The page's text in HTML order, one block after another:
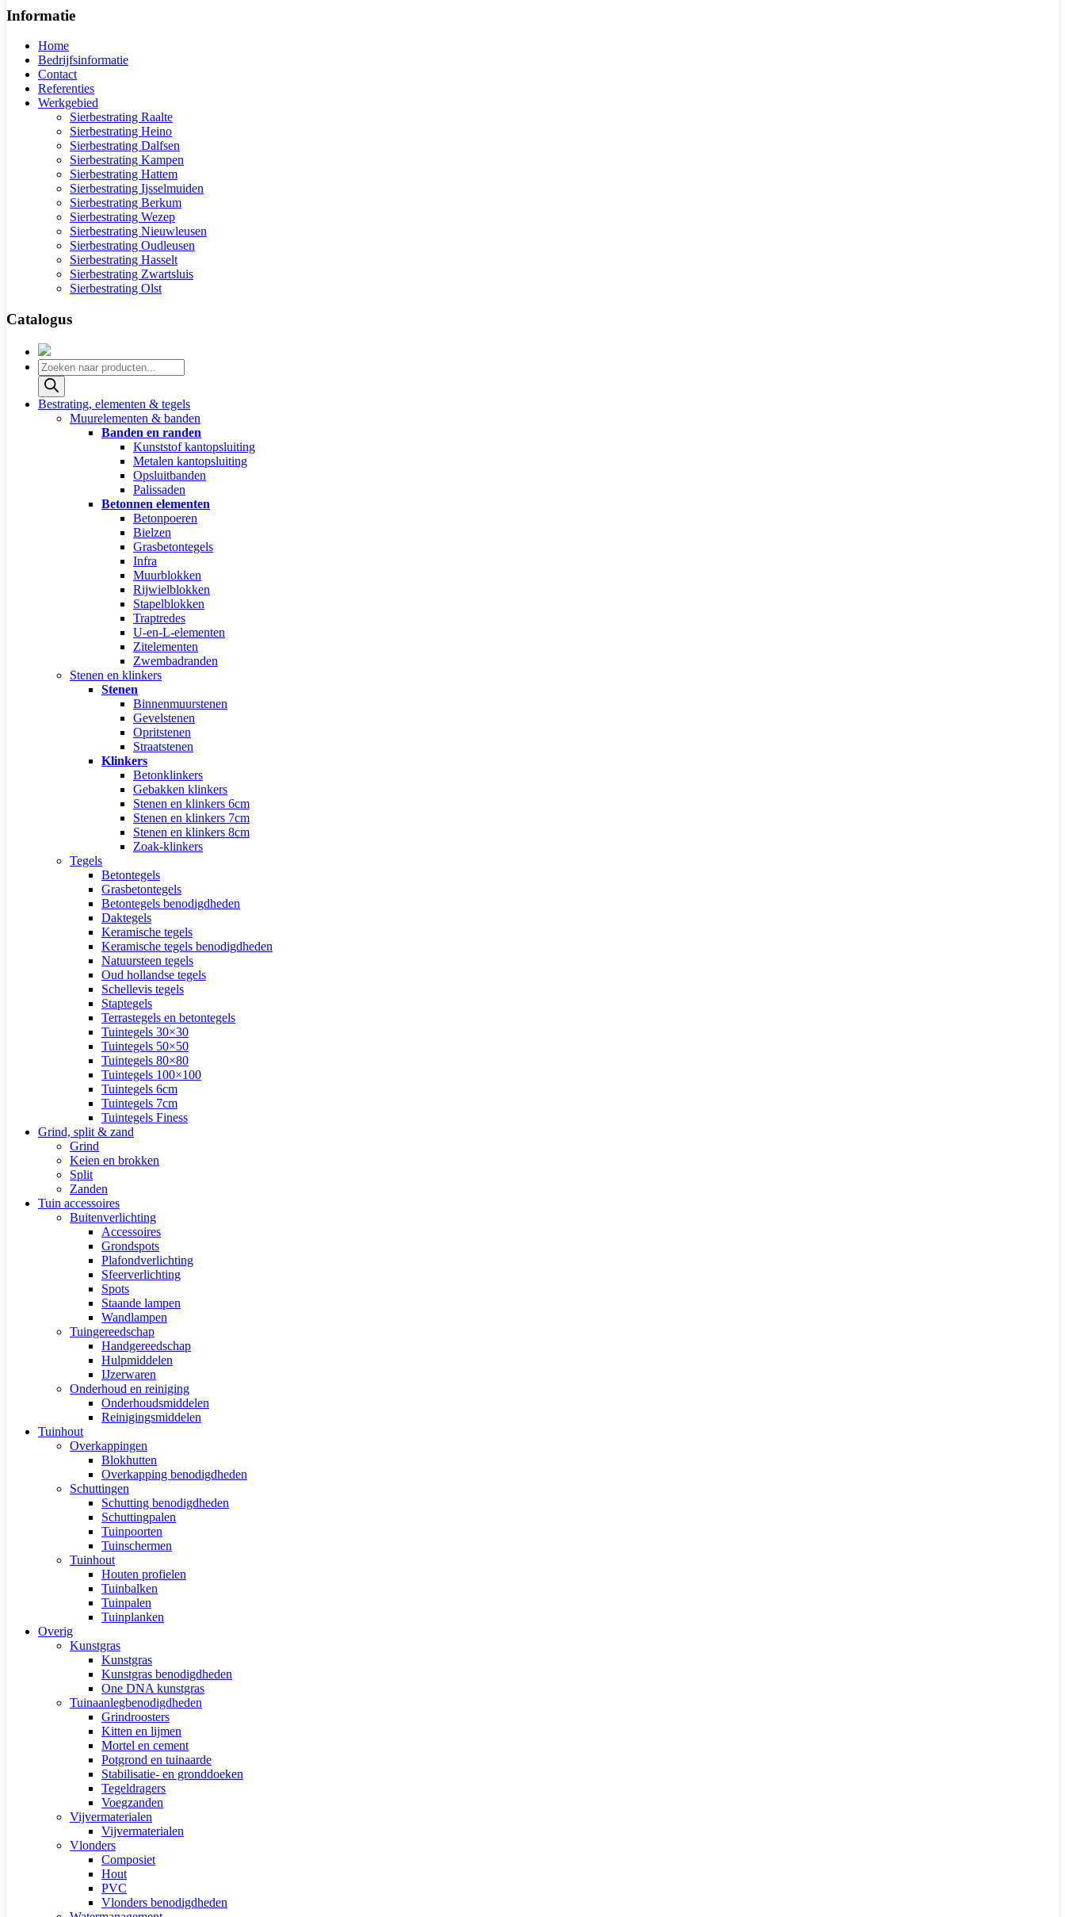
Informatie
Home
Bedrijfsinformatie
Contact
Referenties
Werkgebied
Sierbestrating Raalte
Sierbestrating Heino
Sierbestrating Dalfsen
Sierbestrating Kampen
Sierbestrating Hattem
Sierbestrating Ijsselmuiden
Sierbestrating Berkum
Sierbestrating Wezep
Sierbestrating Nieuwleusen
Sierbestrating Oudleusen
Sierbestrating Hasselt
Sierbestrating Zwartsluis
Sierbestrating Olst
Catalogus
Producten
zoeken
Bestrating, elementen & tegels
Muurelementen & banden
Banden en randen
Kunststof kantopsluiting
Metalen kantopsluiting
Opsluitbanden
Palissaden
Betonnen elementen
Betonpoeren
Bielzen
Grasbetontegels
Infra
Muurblokken
Rijwielblokken
Stapelblokken
Traptredes
U-en-L-elementen
Zitelementen
Zwembadranden
Stenen en klinkers
Stenen
Binnenmuurstenen
Gevelstenen
Opritstenen
Straatstenen
Klinkers
Betonklinkers
Gebakken klinkers
Stenen en klinkers 6cm
Stenen en klinkers 7cm
Stenen en klinkers 8cm
Zoak-klinkers
Tegels
Betontegels
Grasbetontegels
Betontegels benodigdheden
Daktegels
Keramische tegels
Keramische tegels benodigdheden
Natuursteen tegels
Oud hollandse tegels
Schellevis tegels
Staptegels
Terrastegels en betontegels
Tuintegels 30×30
Tuintegels 50×50
Tuintegels 80×80
Tuintegels 100×100
Tuintegels 6cm
Tuintegels 7cm
Tuintegels Finess
Grind, split & zand
Grind
Keien en brokken
Split
Zanden
Tuin accessoires
Buitenverlichting
Accessoires
Grondspots
Plafondverlichting
Sfeerverlichting
Spots
Staande lampen
Wandlampen
Tuingereedschap
Handgereedschap
Hulpmiddelen
IJzerwaren
Onderhoud en reiniging
Onderhoudsmiddelen
Reinigingsmiddelen
Tuinhout
Overkappingen
Blokhutten
Overkapping benodigdheden
Schuttingen
Schutting benodigdheden
Schuttingpalen
Tuinpoorten
Tuinschermen
Tuinhout
Houten profielen
Tuinbalken
Tuinpalen
Tuinplanken
Overig
Kunstgras
Kunstgras
Kunstgras benodigdheden
One DNA kunstgras
Tuinaanlegbenodigdheden
Grindroosters
Kitten en lijmen
Mortel en cement
Potgrond en tuinaarde
Stabilisatie- en gronddoeken
Tegeldragers
Voegzanden
Vijvermaterialen
Vijvermaterialen
Vlonders
Composiet
Hout
PVC
Vlonders benodigdheden